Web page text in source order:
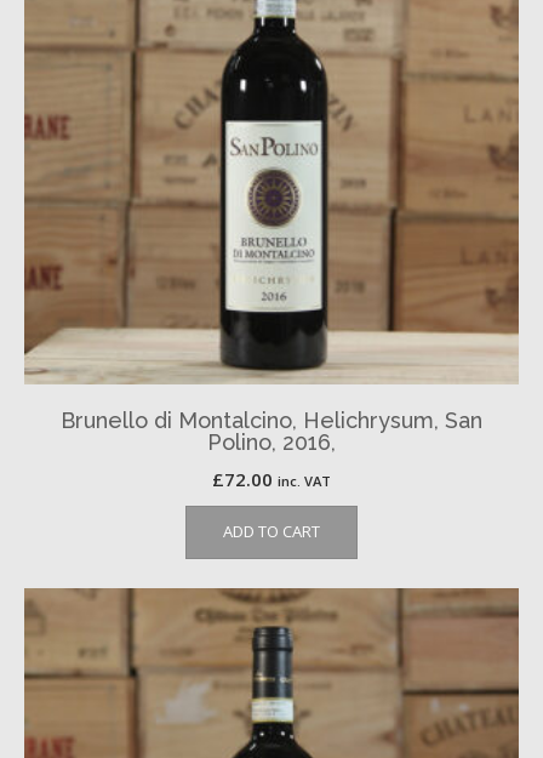
Brunello di Montalcino, Helichrysum, San
Polino, 2016,
£72.00 inc. VAT
ADD TO CART